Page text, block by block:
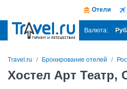
Отели
Валюта:
Travel.ru Бронирование отелей
Хостел Арт Театр,